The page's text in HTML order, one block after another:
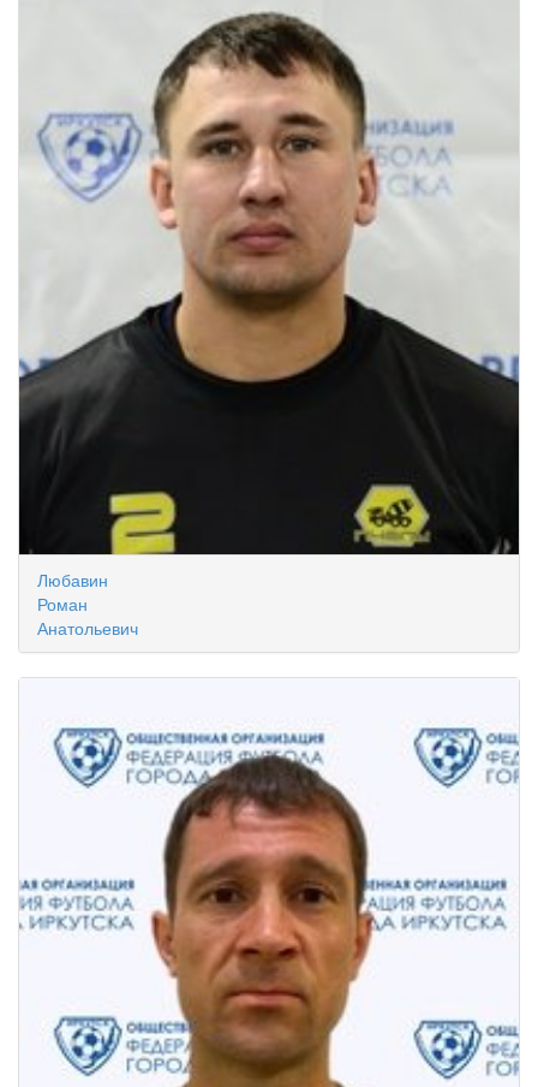
Любавин
Роман
Анатольевич